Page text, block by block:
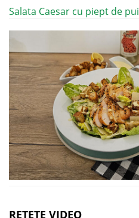
Salata Caesar cu piept de pui
RETETE VIDEO